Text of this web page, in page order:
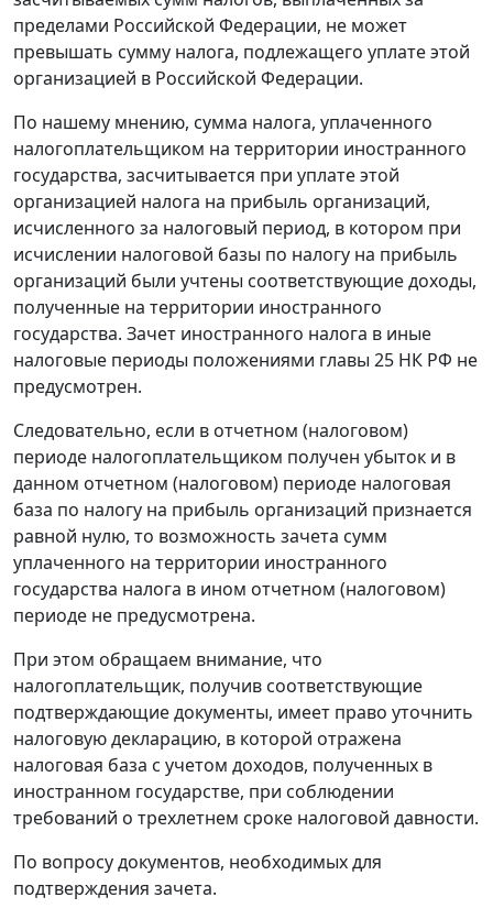
пределами Российской Федерации, не может
превышать сумму налога, подлежащего уплате этой
организацией в Российской Федерации.
По нашему мнению, сумма налога, уплаченного
налогоплательщиком на территории иностранного
государства, засчитывается при уплате этой
организацией налога на прибыль организаций,
исчисленного за налоговый период, в котором при
исчислении налоговой базы по налогу на прибыль
организаций были учтены соответствующие доходы,
полученные на территории иностранного
государства. Зачет иностранного налога в иные
налоговые периоды положениями главы 25 НК РФ не
предусмотрен.
Следовательно, если в отчетном (налоговом)
периоде налогоплательщиком получен убыток и в
данном отчетном (налоговом) периоде налоговая
база по налогу на прибыль организаций признается
равной нулю, то возможность зачета сумм
уплаченного на территории иностранного
государства налога в ином отчетном (налоговом)
периоде не предусмотрена.
При этом обращаем внимание, что
налогоплательщик, получив соответствующие
подтверждающие документы, имеет право уточнить
налоговую декларацию, в которой отражена
налоговая база с учетом доходов, полученных в
иностранном государстве, при соблюдении
требований о трехлетнем сроке налоговой давности.
По вопросу документов, необходимых для
подтверждения зачета.